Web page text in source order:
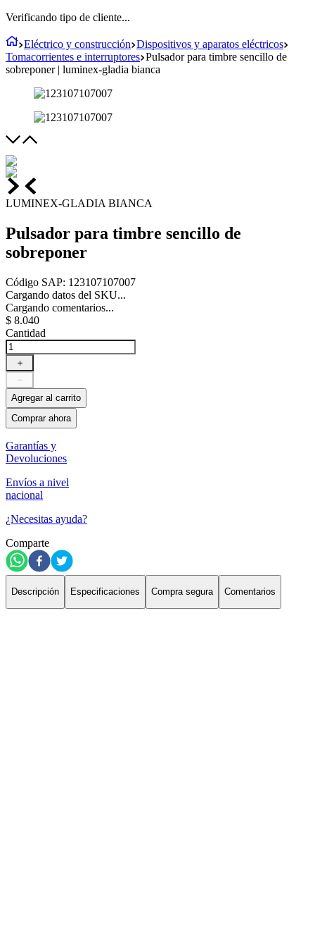
Verificando tipo de cliente...
Eléctrico y construcción Dispositivos y aparatos eléctricos
Tomacorrientes e interruptores Pulsador para timbre sencillo de
sobreponer | luminex-gladia bianca
LUMINEX-GLADIA BIANCA
Pulsador para timbre sencillo de
sobreponer
Código SAP: 123107107007
Cargando datos del SKU...
Cargando comentarios...
$ 8.040
Cantidad
＋
－
Agregar al carrito
Comprar ahora
Garantías y
Devoluciones
Envíos a nivel
nacional
¿Necesitas ayuda?
Comparte
Descripción Especificaciones Compra segura Comentarios